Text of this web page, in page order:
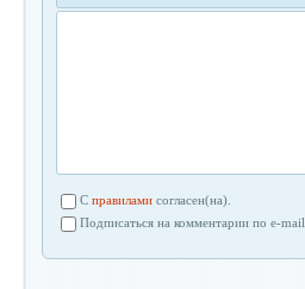
C правиламисогласен(на).
Подписаться на комментарии по e-mail